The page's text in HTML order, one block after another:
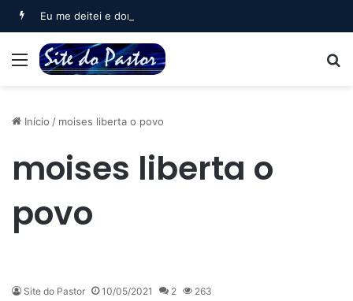
Eu me deitei e dormi (Salmo 3)
Menu
Início / moises liberta o povo
moises liberta o
povo
Site do Pastor 10/05/2021 2 263